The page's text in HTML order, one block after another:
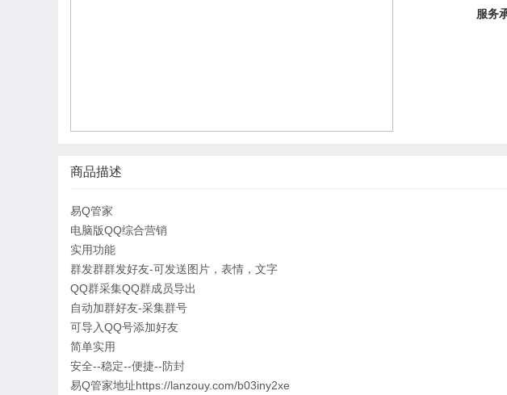
服务
商品描述
易Q管家
电脑版QQ综合营销
实用功能
群发群群发好友-可发送图片，表情，文字
QQ群采集QQ群成员导出
自动加群好友-采集群号
可导入QQ号添加好友
简单实用
安全--稳定--便捷--防封
易Q管家地址https://lanzouy.com/b03iny2xe